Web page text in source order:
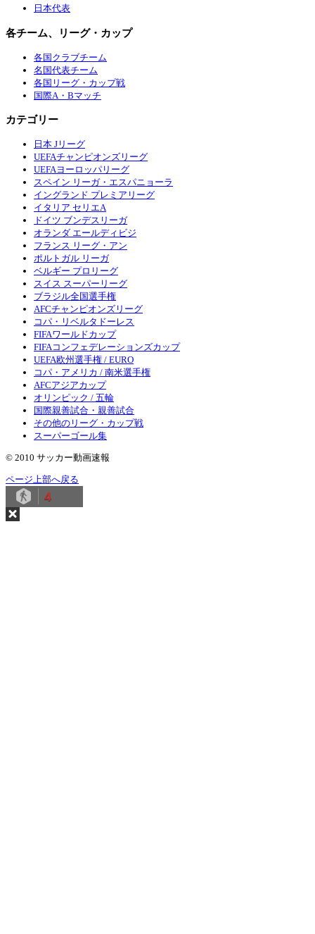
日本代表
各チーム、リーグ・カップ
各国クラブチーム
名国代表チーム
各国リーグ・カップ戦
国際A・Bマッチ
カテゴリー
日本 Jリーグ
UEFAチャンピオンズリーグ
UEFAヨーロッパリーグ
スペイン リーガ・エスパニョーラ
イングランド プレミアリーグ
イタリア セリエA
ドイツ ブンデスリーガ
オランダ エールディビジ
フランス リーグ・アン
ポルトガル リーガ
ベルギー プロリーグ
スイス スーパーリーグ
ブラジル全国選手権
AFCチャンピオンズリーグ
コパ・リベルタドーレス
FIFAワールドカップ
FIFAコンフェデレーションズカップ
UEFA欧州選手権 / EURO
コパ・アメリカ / 南米選手権
AFCアジアカップ
オリンピック / 五輪
国際親善試合・親善試合
その他のリーグ・カップ戦
スーパーゴール集
© 2010 サッカー動画速報
ページ上部へ戻る
4